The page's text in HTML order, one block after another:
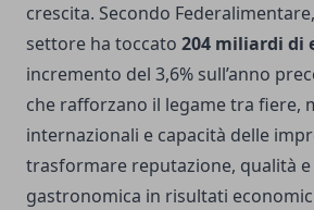
crescita. Secondo
settore ha toccato 204 miliardi di
incremento del 3,6% sull’anno
che rafforzano il legame tra fiere,
internazionali e capacità delle
trasformare reputazione, qualità
gastronomica in risultati